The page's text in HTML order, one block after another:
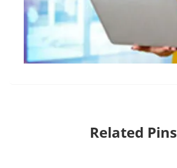
Related Pins